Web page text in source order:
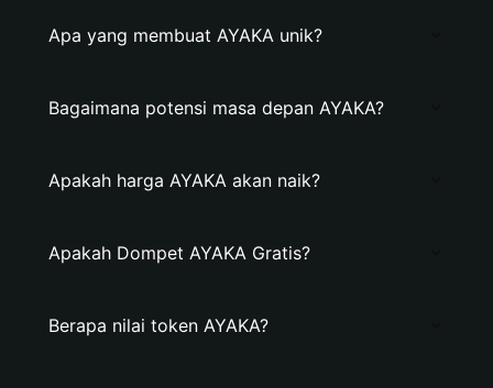
Apa yang membuat AYAKA unik?
Bagaimana potensi masa depan AYAKA?
Apakah harga AYAKA akan naik?
Apakah Dompet AYAKA Gratis?
Berapa nilai token AYAKA?